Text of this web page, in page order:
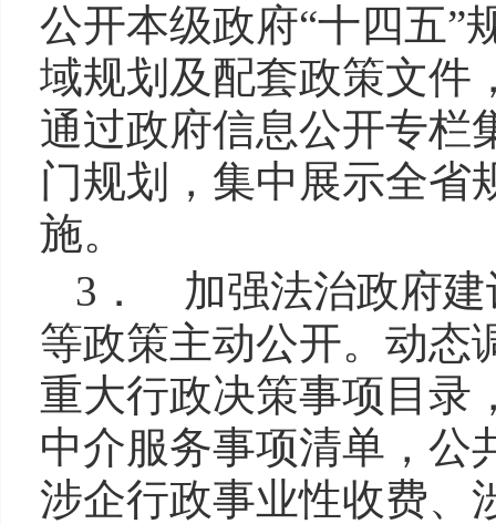
公开本级政府“十四五”
域规划及配套政策文件
通过政府信息公开专栏
门规划，集中展示全省
施。
3． 加强法治政府建
等政策主动公开。动态
重大行政决策事项目录
中介服务事项清单，公
涉企行政事业性收费、